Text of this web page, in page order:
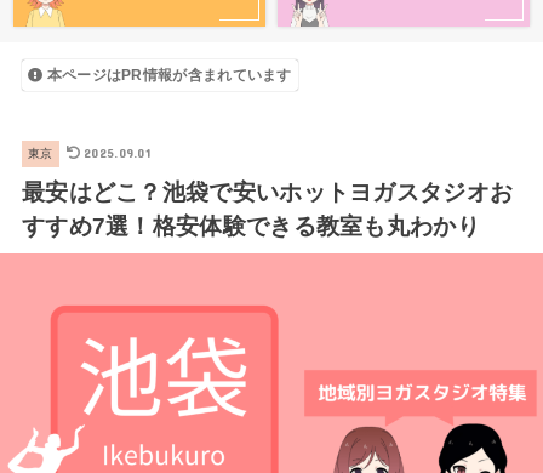
本ページはPR情報が含まれています
東京 2025.09.01
最安はどこ？池袋で安いホットヨガスタジオお
すすめ7選！格安体験できる教室も丸わかり